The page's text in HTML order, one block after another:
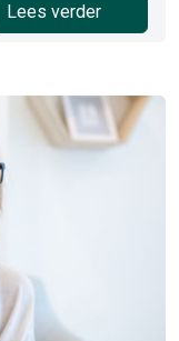
Lees verder